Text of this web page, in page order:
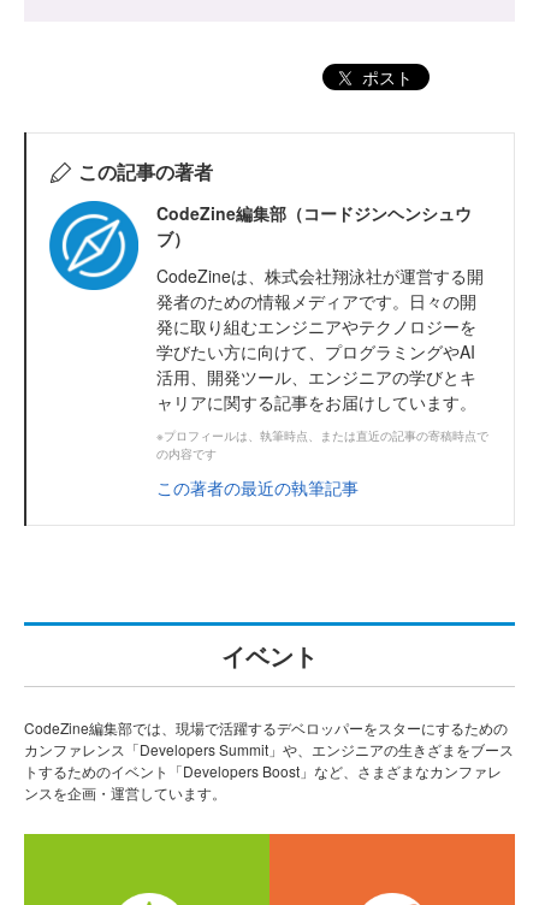
ポスト
この記事の著者
CodeZine編集部（コードジンヘンシュウ
ブ）
CodeZineは、株式会社翔泳社が運営する開
発者のための情報メディアです。日々の開
発に取り組むエンジニアやテクノロジーを
学びたい方に向けて、プログラミングやAI
活用、開発ツール、エンジニアの学びとキ
ャリアに関する記事をお届けしています。
※プロフィールは、執筆時点、または直近の記事の寄稿時点で
の内容です
この著者の最近の執筆記事
イベント
CodeZine編集部では、現場で活躍するデベロッパーをスターにするための
カンファレンス「Developers Summit」や、エンジニアの生きざまをブース
トするためのイベント「Developers Boost」など、さまざまなカンファレ
ンスを企画・運営しています。